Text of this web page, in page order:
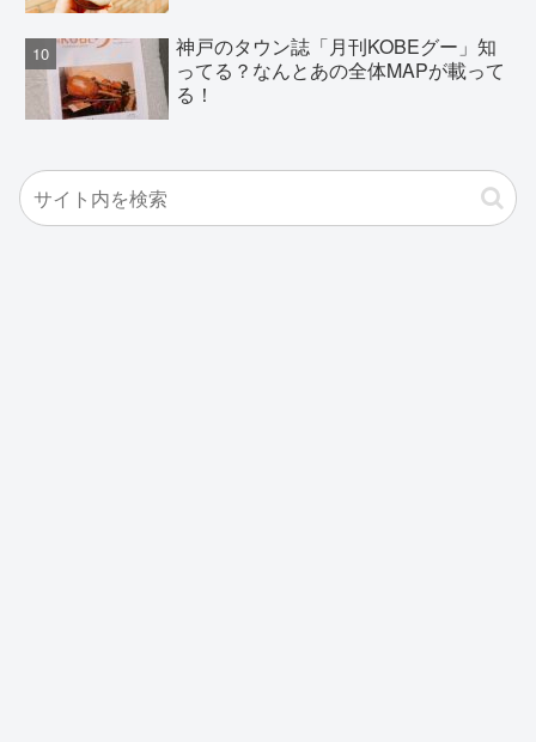
神戸のタウン誌「月刊KOBEグー」知
ってる？なんとあの全体MAPが載って
る！